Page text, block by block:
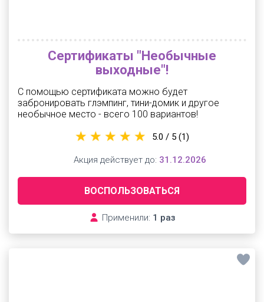
Сертификаты "Необычные
выходные"!
С помощью сертификата можно будет
забронировать глэмпинг, тини-домик и другое
необычное место - всего 100 вариантов!
ВОСПОЛЬЗОВАТЬСЯ
Применили: 1 раз
5.0 / 5 (1)
Акция действует до: 31.12.2026